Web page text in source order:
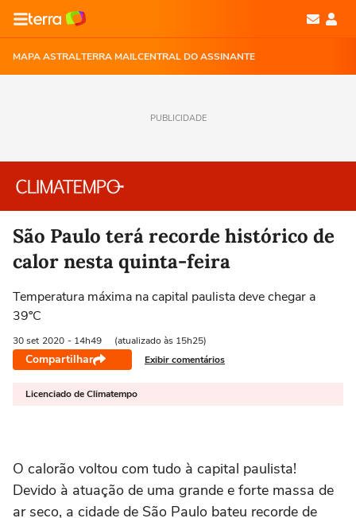
MAPA ASTRALTERRA MAILCENTRAL DO ASSINANTE
PUBLICIDADE
São Paulo terá recorde histórico de
calor nesta quinta-feira
Temperatura máxima na capital paulista deve chegar a
39ºC
30 set 2020 - 14h49 (atualizado às 15h25)
Compartilhar Exibir comentários
Licenciado de Climatempo
O calorão voltou com tudo à capital paulista!
Devido à atuação de uma grande e forte massa de
ar seco, a cidade de São Paulo bateu recorde de